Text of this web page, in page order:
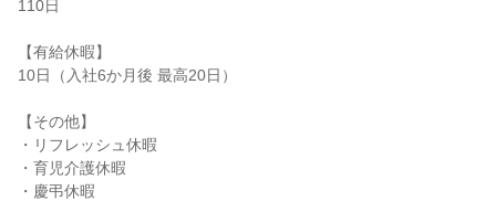
110日
【有給休暇】
10日（入社6か月後 最高20日）
【その他】
・リフレッシュ休暇
・育児介護休暇
・慶弔休暇